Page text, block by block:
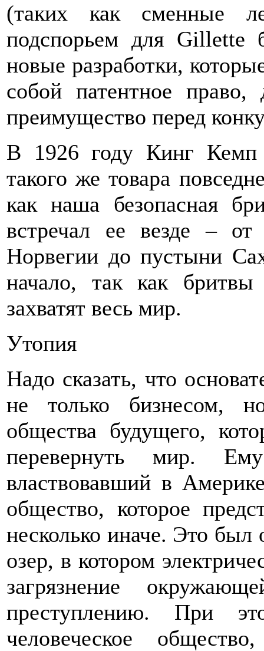
(таких как сменные
подспорьем для Gillette
новые разработки,
собой патентное
преимущество перед
В 1926 году Кинг Кемп
такого же товара
как наша безопасная
встречал ее везде – от
Норвегии до пустыни
начало, так как
захватят весь мир.
Утопия
Надо сказать, что
не только бизнесом,
общества будущего,
перевернуть мир.
властвовавший в
общество, которое
несколько иначе. Это
озер, в котором
загрязнение
преступлению. При
человеческое